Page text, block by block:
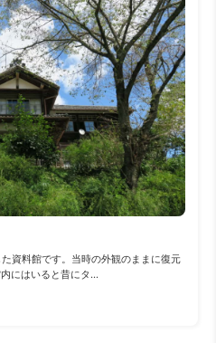
資料館です。当時の外観のままに復元
にはいると昔にタ...